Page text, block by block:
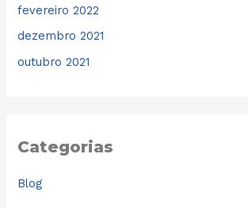
fevereiro 2022
dezembro 2021
outubro 2021
Categorias
Blog